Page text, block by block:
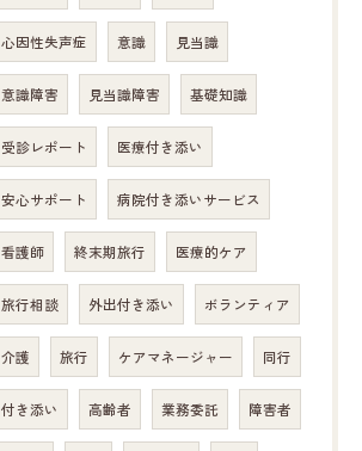
心因性失声症 意識 見当識
意識障害 見当識障害 基礎知識
受診レポート 医療付き添い
安心サポート 病院付き添いサービス
看護師 終末期旅行 医療的ケア
旅行相談 外出付き添い ボランティア
介護 旅行 ケアマネージャー 同行
付き添い 高齢者 業務委託 障害者